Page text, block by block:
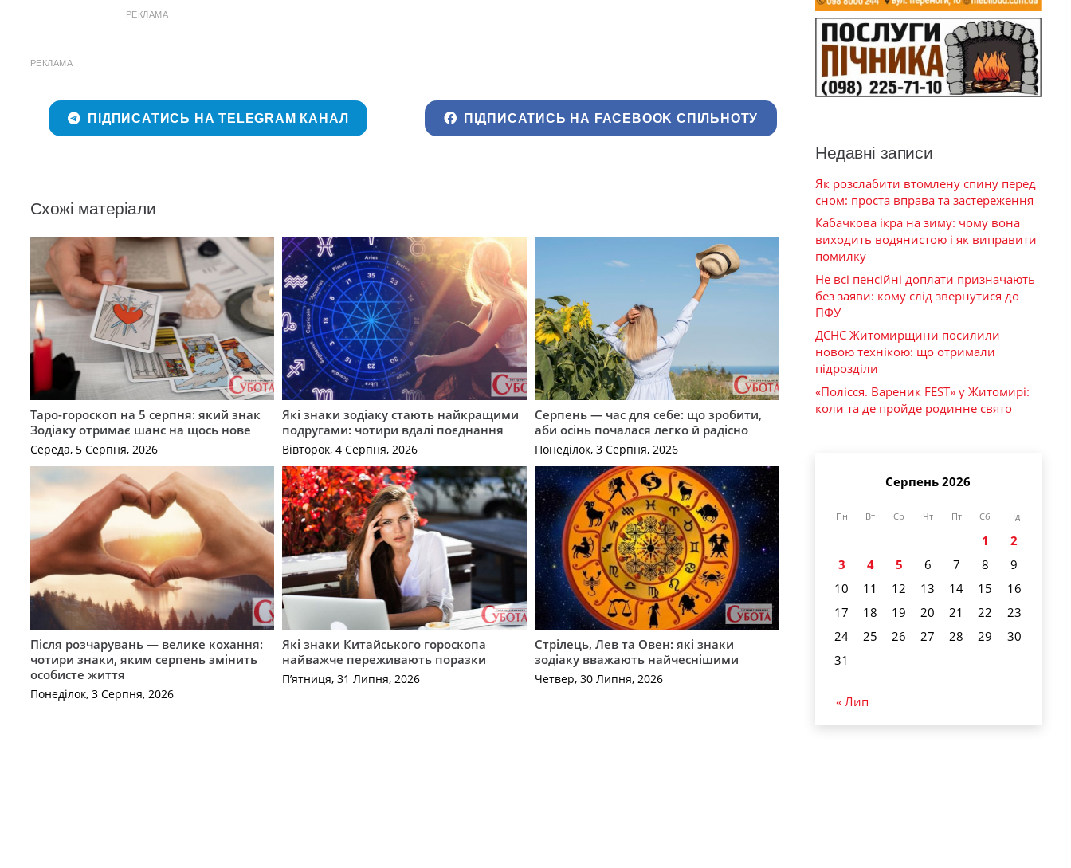
РЕКЛАМА
РЕКЛАМА
ПІДПИСАТИСЬ НА TELEGRAM КАНАЛ ПІДПИСАТИСЬ НА FACEBOOK СПІЛЬНОТУ
Схожі матеріали
Таро-гороскоп на 5 серпня: який знак
Зодіаку отримає шанс на щось нове
Середа, 5 Серпня, 2026
Які знаки зодіаку стають найкращими
подругами: чотири вдалі поєднання
Вівторок, 4 Серпня, 2026
Серпень — час для себе: що зробити,
аби осінь почалася легко й радісно
Понеділок, 3 Серпня, 2026
Після розчарувань — велике кохання:
чотири знаки, яким серпень змінить
особисте життя
Понеділок, 3 Серпня, 2026
Які знаки Китайського гороскопа
найважче переживають поразки
П’ятниця, 31 Липня, 2026
Стрілець, Лев та Овен: які знаки
зодіаку вважають найчеснішими
Четвер, 30 Липня, 2026
Недавні записи
Як розслабити втомлену спину перед
сном: проста вправа та застереження
Кабачкова ікра на зиму: чому вона
виходить водянистою і як виправити
помилку
Не всі пенсійні доплати призначають
без заяви: кому слід звернутися до
ПФУ
ДСНС Житомирщини посилили
новою технікою: що отримали
підрозділи
«Полісся. Вареник FEST» у Житомирі:
коли та де пройде родинне свято
Серпень 2026
Пн Вт Ср Чт Пт Сб Нд
1
2
3
4 5 6 7 8
9
10
11 12 13 14 15
16
17
18 19 20 21 22
23
24
25 26 27 28 29
30
31
« Лип